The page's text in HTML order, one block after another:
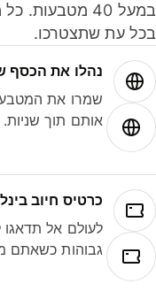
במעל 40
עת שתצטרכו.
נהלו את הכסף
שמרו את
אותם תוך שניות.
כרטיס חיוב
לעולם אל תדאגו
גבוהות כשאתם